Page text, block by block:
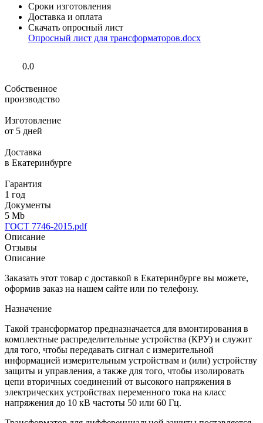
Сроки изготовления
Доставка и оплата
Скачать опросный лист
Опросный лист для трансформаторов.docx
0.0
Собственное
производство
Изготовление
от 5 дней
Доставка
в Екатеринбурге
Гарантия
1 год
Документы
5 Mb
ГОСТ 7746-2015.pdf
Описание
Отзывы
Описание
Заказать этот товар с доставкой в Екатеринбурге вы можете,
оформив заказ на нашем сайте или по телефону.
Назначение
Такой трансформатор предназначается для вмонтирования в
комплектные распределительные устройства (КРУ) и служит
для того, чтобы передавать сигнал с измерительной
информацией измерительным устройствам и (или) устройству
защиты и управления, а также для того, чтобы изолировать
цепи вторичных соединений от высокого напряжения в
электрических устройствах переменного тока на класс
напряжения до 10 кВ частоты 50 или 60 Гц.